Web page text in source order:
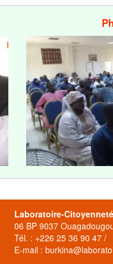
Laboratoire-
06 BP 9037
Tél. : +226 25 36 90 47 /
E-mail :